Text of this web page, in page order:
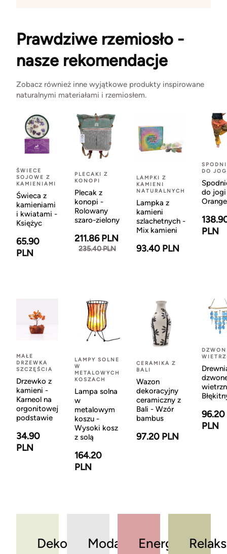
Prawdziwe rzemiosło -
nasze rekomendacje
Zobacz również inne wyjątkowe produkty inspirowane
naturalnymi materiałami i rzemiosłem.
ŚWIECE
SOJOWE Z
KAMIENIAMI
Świeca z
kamieniami
i kwiatami -
Księżyc
65.90
PLN
PLECAKI Z
KONOPI
Plecak z
konopi -
Rolowany
szaro-zielony
211.86 PLN
235.40 PLN
LAMPKI Z
KAMIENI
NATURALNYCH
Lampka z
kamieni
szlachetnych -
Mix kamieni
93.40 PLN
DO
do
Orange
PLN
MAŁE
DRZEWKA
SZCZĘŚCIA
Drzewko z
kamieni -
Karneol na
orgonitowej
podstawie
34.90
PLN
LAMPY SOLNE
W
METALOWYCH
KOSZACH
Lampa solna
w
metalowym
koszu -
Wysoki kosz
z solą
164.20
PLN
CERAMIKA Z
BALI
Wazon
dekoracyjny
ceramiczny z
Bali - Wzór
bambus
97.20 PLN
96.20
PLN
DekoracjeModa Energia Relaks